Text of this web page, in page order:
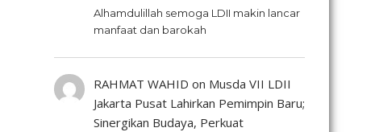
Alhamdulillah semoga LDII makin lancar
manfaat dan barokah
RAHMAT WAHID on Musda VII LDII
Jakarta Pusat Lahirkan Pemimpin Baru;
Sinergikan Budaya, Perkuat